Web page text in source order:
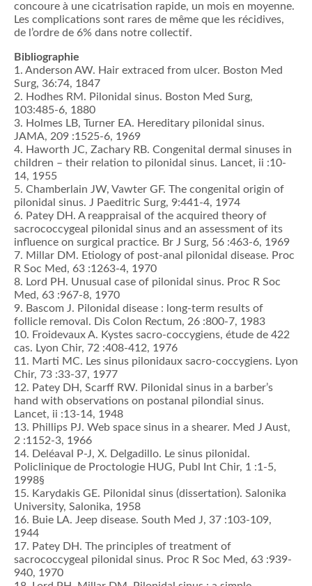
concoure à une cicatrisation rapide, un mois en moyenne.
Les complications sont rares de même que les récidives,
de l’ordre de 6% dans notre collectif.
Bibliographie
1. Anderson AW. Hair extraced from ulcer. Boston Med
Surg, 36:74, 1847
2. Hodhes RM. Pilonidal sinus. Boston Med Surg,
103:485-6, 1880
3. Holmes LB, Turner EA. Hereditary pilonidal sinus.
JAMA, 209 :1525-6, 1969
4. Haworth JC, Zachary RB. Congenital dermal sinuses in
children – their relation to pilonidal sinus. Lancet, ii :10-
14, 1955
5. Chamberlain JW, Vawter GF. The congenital origin of
pilonidal sinus. J Paeditric Surg, 9:441-4, 1974
6. Patey DH. A reappraisal of the acquired theory of
sacrococcygeal pilonidal sinus and an assessment of its
influence on surgical practice. Br J Surg, 56 :463-6, 1969
7. Millar DM. Etiology of post-anal pilonidal disease. Proc
R Soc Med, 63 :1263-4, 1970
8. Lord PH. Unusual case of pilonidal sinus. Proc R Soc
Med, 63 :967-8, 1970
9. Bascom J. Pilonidal disease : long-term results of
follicle removal. Dis Colon Rectum, 26 :800-7, 1983
10. Froidevaux A. Kystes sacro-coccygiens, étude de 422
cas. Lyon Chir, 72 :408-412, 1976
11. Marti MC. Les sinus pilonidaux sacro-coccygiens. Lyon
Chir, 73 :33-37, 1977
12. Patey DH, Scarff RW. Pilonidal sinus in a barber’s
hand with observations on postanal pilondial sinus.
Lancet, ii :13-14, 1948
13. Phillips PJ. Web space sinus in a shearer. Med J Aust,
2 :1152-3, 1966
14. Deléaval P-J, X. Delgadillo. Le sinus pilonidal.
Policlinique de Proctologie HUG, Publ Int Chir, 1 :1-5,
1998§
15. Karydakis GE. Pilonidal sinus (dissertation). Salonika
University, Salonika, 1958
16. Buie LA. Jeep disease. South Med J, 37 :103-109,
1944
17. Patey DH. The principles of treatment of
sacrococcygeal pilonidal sinus. Proc R Soc Med, 63 :939-
940, 1970